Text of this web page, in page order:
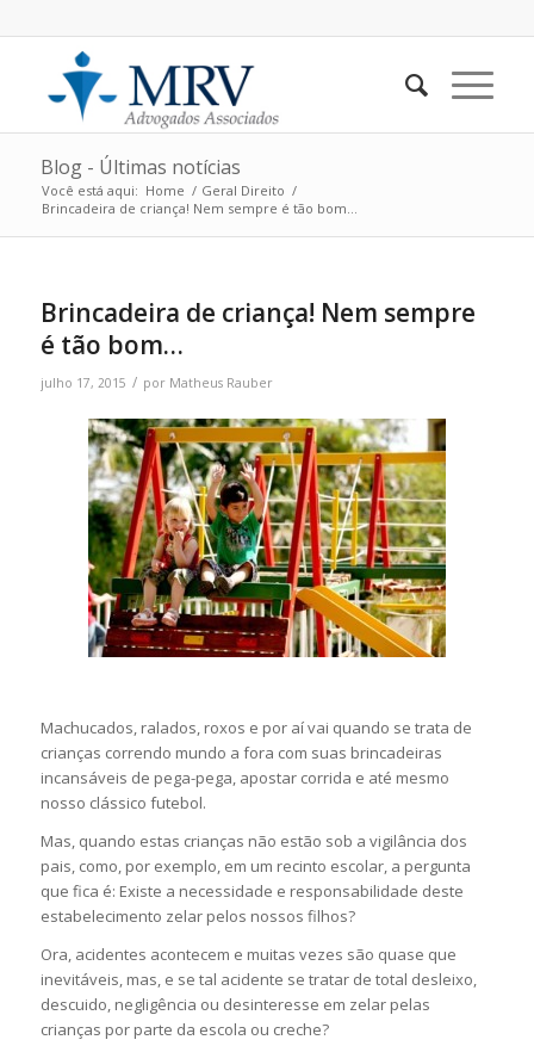
Blog - Últimas notícias
Você está aqui: Home / Geral Direito /
Brincadeira de criança! Nem sempre é tão bom…
Brincadeira de criança! Nem sempre
é tão bom…
julho 17, 2015 / por Matheus Rauber
Machucados, ralados, roxos e por aí vai quando se trata de
crianças correndo mundo a fora com suas brincadeiras
incansáveis de pega-pega, apostar corrida e até mesmo
nosso clássico futebol.
Mas, quando estas crianças não estão sob a vigilância dos
pais, como, por exemplo, em um recinto escolar, a pergunta
que fica é: Existe a necessidade e responsabilidade deste
estabelecimento zelar pelos nossos filhos?
Ora, acidentes acontecem e muitas vezes são quase que
inevitáveis, mas, e se tal acidente se tratar de total desleixo,
descuido, negligência ou desinteresse em zelar pelas
crianças por parte da escola ou creche?